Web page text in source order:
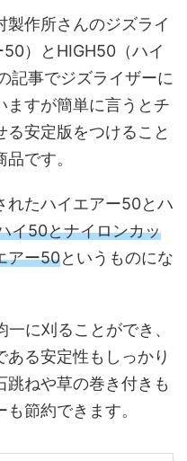
製作所さんのジズライ
）とHIGH50（ハイ
記事でジズライザーに
ますが簡単に言うとチ
る安定版をつけること
です。
れたハイエアー50とハ
イ50とナイロンカッ
アー50というものにな
に刈ることができ、
る安定性もしっかり
跳ねや草の巻き付きも
節約できます。